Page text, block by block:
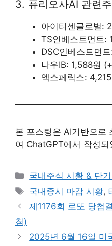
3. 퓨리오사AI 관련
아이티센글로벌:
TS인베스트먼트:
DSC인베스트먼
나우IB: 1,588원
엑스페릭스:
본 포스팅은 AI기반으로
여 ChatGPT에서 작성되
Categories
국내주식 시황 & 단
Tags
국내증시 마감 시황,
제1176회 로또 당첨
첨)
2025년 6월 16일 미